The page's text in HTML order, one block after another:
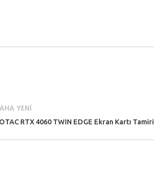
YENİ
RTX 4060 TWIN EDGE Ekran Kartı Tamiri